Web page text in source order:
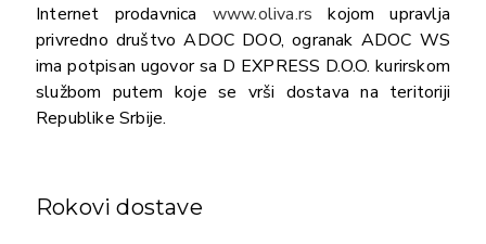
Internet prodavnica www.oliva.rs kojom upravlja
privredno društvo ADOC DOO, ogranak ADOC WS
ima potpisan ugovor sa D EXPRESS D.O.O. kurirskom
službom putem koje se vrši dostava na teritoriji
Republike Srbije.
Rokovi dostave